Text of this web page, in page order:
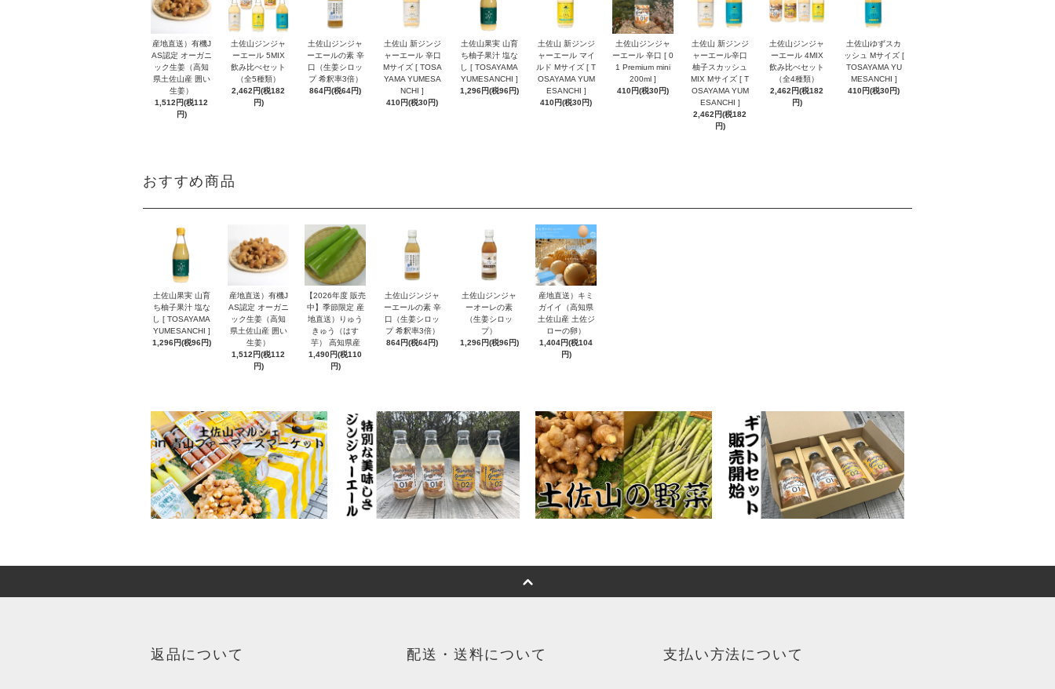
産地直送）有機J
AS認定 オーガニ
ック生姜（高知
県土佐山産 囲い
生姜）
1,512円(税112
円)
土佐山ジンジャ
ーエール 5MIX
飲み比べセット
（全5種類）
2,462円(税182
円)
土佐山ジンジャ
ーエールの素 辛
口（生姜シロッ
プ 希釈率3倍）
864円(税64円)
土佐山 新ジンジ
ャーエール 辛口
Mサイズ [ TOSA
YAMA YUMESA
NCHI ]
410円(税30円)
土佐山果実 山育
ち柚子果汁 塩な
し [ TOSAYAMA
YUMESANCHI ]
1,296円(税96円)
土佐山 新ジンジ
ャーエール マイ
ルド Mサイズ [ T
OSAYAMA YUM
ESANCHI ]
410円(税30円)
土佐山ジンジャ
ーエール 辛口 [ 0
1 Premium mini
200ml ]
410円(税30円)
土佐山 新ジンジ
ャーエール辛口
柚子スカッシュ
MIX Mサイズ [ T
OSAYAMA YUM
ESANCHI ]
2,462円(税182
円)
土佐山ジンジャ
ーエール 4MIX
飲み比べセット
（全4種類）
2,462円(税182
円)
土佐山ゆずスカ
ッシュ Mサイズ [
TOSAYAMA YU
MESANCHI ]
410円(税30円)
おすすめ商品
土佐山果実 山育
ち柚子果汁 塩な
し [ TOSAYAMA
YUMESANCHI ]
1,296円(税96円)
産地直送）有機J
AS認定 オーガニ
ック生姜（高知
県土佐山産 囲い
生姜）
1,512円(税112
円)
【2026年度 販売
中】季節限定 産
地直送）りゅう
きゅう（はす
芋） 高知県産
1,490円(税110
円)
土佐山ジンジャ
ーエールの素 辛
口（生姜シロッ
プ 希釈率3倍）
864円(税64円)
土佐山ジンジャ
ーオーレの素
（生姜シロッ
プ）
1,296円(税96円)
産地直送）キミ
ガイイ（高知県
土佐山産 土佐ジ
ローの卵）
1,404円(税104
円)
返品について 配送・送料について 支払い方法について